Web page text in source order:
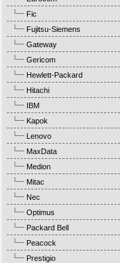
Fic
Fujitsu-Siemens
Gateway
Gericom
Hewlett-Packard
Hitachi
IBM
Kapok
Lenovo
MaxData
Medion
Mitac
Nec
Optimus
Packard Bell
Peacock
Prestigio